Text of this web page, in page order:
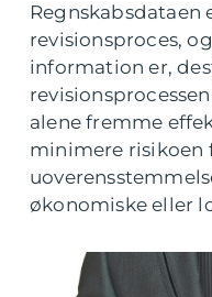
Regnskabsdataen
revisionsproces,
information er,
alene fremme
minimere risikoen
økonomiske eller